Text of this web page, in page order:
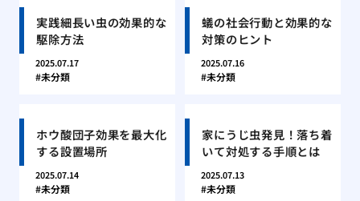
実践細長い虫の効果的な
駆除方法
2025.07.17
未分類
蟻の社会行動と効果的な
対策のヒント
2025.07.16
未分類
ホウ酸団子効果を最大化
する設置場所
2025.07.14
未分類
家にうじ虫発見！落ち着
いて対処する手順とは
2025.07.13
未分類